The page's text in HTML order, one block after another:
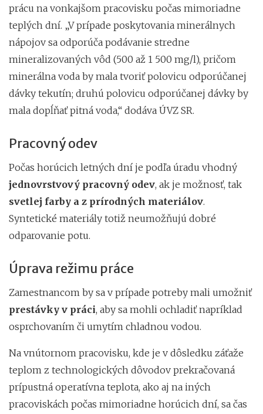
prácu na vonkajšom pracovisku počas mimoriadne
teplých dní. „V prípade poskytovania minerálnych
nápojov sa odporúča podávanie stredne
mineralizovaných vôd (500 až 1 500 mg/l), pričom
minerálna voda by mala tvoriť polovicu odporúčanej
dávky tekutín; druhú polovicu odporúčanej dávky by
mala dopĺňať pitná voda,“ dodáva ÚVZ SR.
Pracovný odev
Počas horúcich letných dní je podľa úradu vhodný
jednovrstvový pracovný odev, ak je možnosť, tak
svetlej farby a z prírodných materiálov.
Syntetické materiály totiž neumožňujú dobré
odparovanie potu.
Úprava režimu práce
Zamestnancom by sa v prípade potreby mali umožniť
prestávky v práci, aby sa mohli ochladiť napríklad
osprchovaním či umytím chladnou vodou.
Na vnútornom pracovisku, kde je v dôsledku záťaže
teplom z technologických dôvodov prekračovaná
prípustná operatívna teplota, ako aj na iných
pracoviskách počas mimoriadne horúcich dní, sa čas